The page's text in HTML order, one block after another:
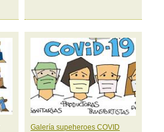
Galería supeheroes COVID